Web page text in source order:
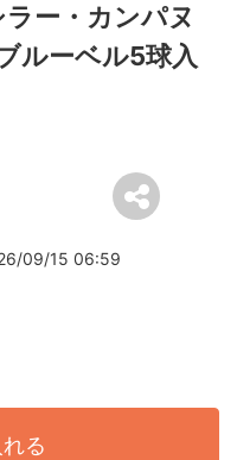
ー・カンパヌ
ルーベル5球入
09/15 06:59
る